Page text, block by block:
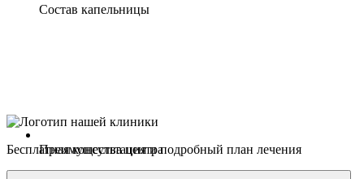
Состав капельницы
Преимущества центра
Бесплатная консультацияи подробный план лечения